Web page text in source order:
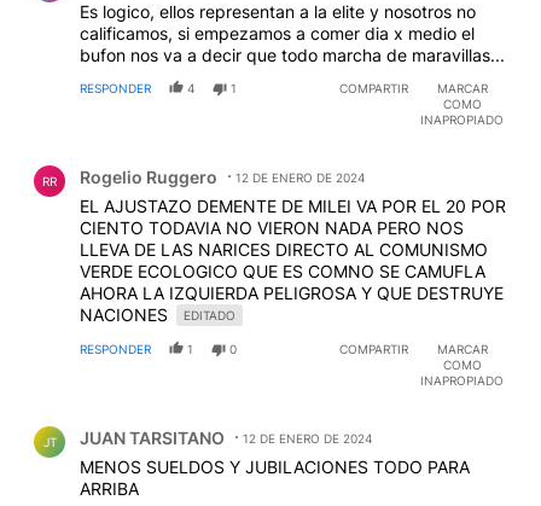
Es logico, ellos representan a la elite y nosotros no
calificamos, si empezamos a comer dia x medio el
bufon nos va a decir que todo marcha de maravillas...
RESPONDER 4 1 COMPARTIR
MARCAR
COMO
INAPROPIADO
RR Rogelio Ruggero 12 DE ENERO DE 2024
EL AJUSTAZO DEMENTE DE MILEI VA POR EL 20 POR
CIENTO TODAVIA NO VIERON NADA PERO NOS
LLEVA DE LAS NARICES DIRECTO AL COMUNISMO
VERDE ECOLOGICO QUE ES COMNO SE CAMUFLA
AHORA LA IZQUIERDA PELIGROSA Y QUE DESTRUYE
NACIONES
EDITADO
RESPONDER 1 0 COMPARTIR
MARCAR
COMO
INAPROPIADO
JT JUAN TARSITANO 12 DE ENERO DE 2024
MENOS SUELDOS Y JUBILACIONES TODO PARA
ARRIBA